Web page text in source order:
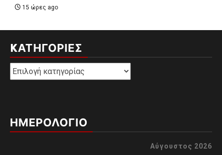
15 ώρες ago
KΑΤΗΓΟΡΊΕΣ
Kατηγορίες
ΗΜΕΡΟΛΟΓΙΟ
Αύγουστος 2026